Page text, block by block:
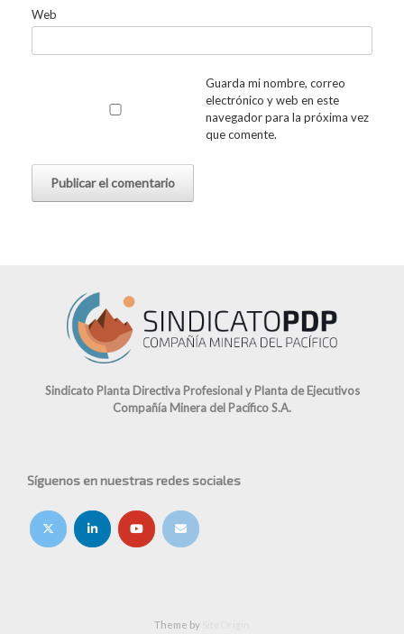
Web
Guarda mi nombre, correo
electrónico y web en este
navegador para la próxima vez
que comente.
Sindicato Planta Directiva Profesional y Planta de Ejecutivos
Compañía Minera del Pacífico S.A.
Síguenos en nuestras redes sociales
Theme by